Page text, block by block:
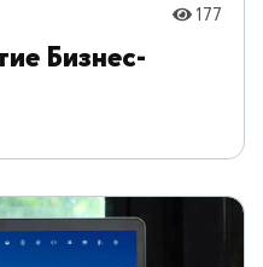
177
Бизнес-